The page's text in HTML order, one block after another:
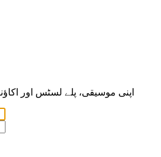
اپنی موسیقی، پلے لسٹس اور